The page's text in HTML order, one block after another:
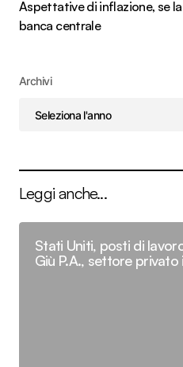
Aspettative di inflazione, se
banca centrale
Archivi
Leggi anche...
Stati Uniti, posti di
Giù P.A., settore privato